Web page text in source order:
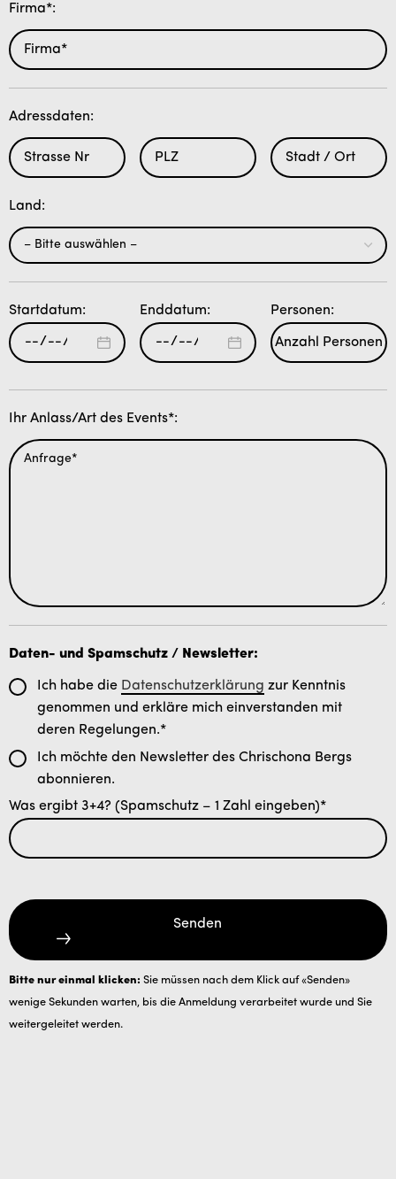
Firma*:
Adressdaten:
Land:
Startdatum: Enddatum: Personen:
Ihr Anlass/Art des Events*:
Daten- und Spamschutz / Newsletter:
Ich habe die Datenschutzerklärung zur Kenntnis
genommen und erkläre mich einverstanden mit
deren Regelungen.*
Ich möchte den Newsletter des Chrischona Bergs
abonnieren.
Was ergibt 3+4? (Spamschutz – 1 Zahl eingeben)*
Senden
Bitte nur einmal klicken: Sie müssen nach dem Klick auf «Senden»
wenige Sekunden warten, bis die Anmeldung verarbeitet wurde und Sie
weitergeleitet werden.